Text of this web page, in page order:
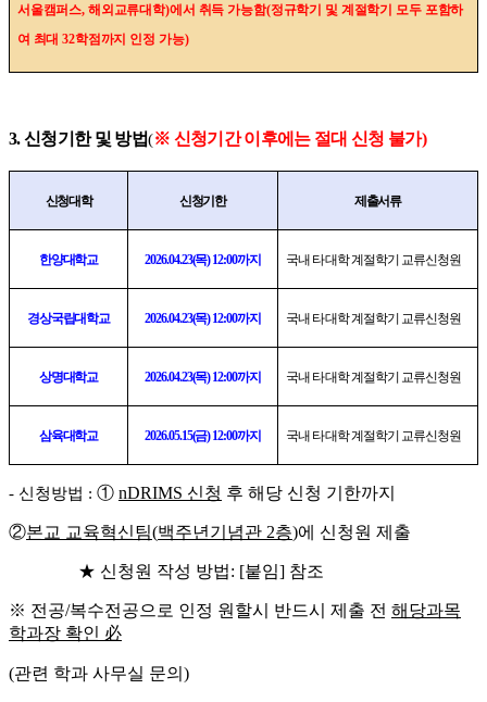
서울캠퍼스, 해외교류대학)에서 취득 가능함(정규학기 및 계절학기 모두 포함하
여 최대32학점까지 인정 가능)
3.신청기한 및 방법(※ 신청기간 이후에는 절대 신청 불가)
신청대학 신청기한 제출서류
한양대학교 2026.04.23(목) 12:00까지 국내 타 대학 계절학기 교류신청원
경상국립대학교 2026.04.23(목) 12:00까지 국내 타 대학 계절학기 교류신청원
상명대학교 2026.04.23(목) 12:00까지 국내 타 대학 계절학기 교류신청원
삼육대학교 2026.05.15(금) 12:00까지 국내 타 대학 계절학기 교류신청원
- 신청방법 : ① nDRIMS 신청 후 해당 신청 기한까지
②본교 교육혁신팀(백주년기념관 2층)에 신청원 제출
★ 신청원 작성 방법: [붙임] 참조
※ 전공/복수전공으로 인정 원할시 반드시 제출 전 해당과목
학과장 확인 必
(관련 학과 사무실 문의 )